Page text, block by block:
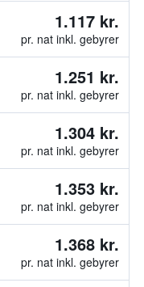
1.117 kr.
pr. nat inkl. gebyrer
1.251 kr.
pr. nat inkl. gebyrer
1.304 kr.
pr. nat inkl. gebyrer
1.353 kr.
pr. nat inkl. gebyrer
1.368 kr.
pr. nat inkl. gebyrer